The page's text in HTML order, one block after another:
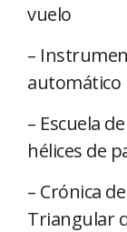
vuelo
–
automático
– Escuela
hélices de
– Crónica
Triangular